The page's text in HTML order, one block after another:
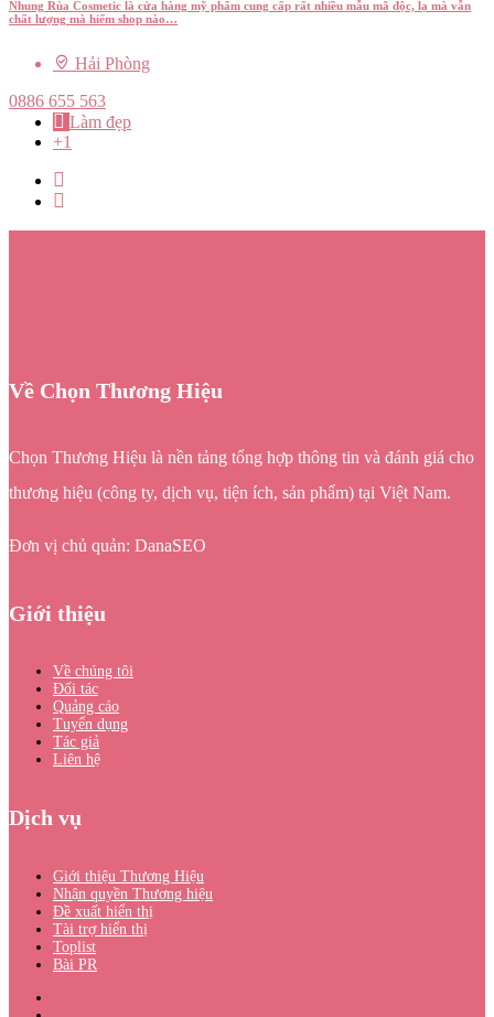
Nhung Rùa Cosmetic là cửa hàng mỹ phẩm cung cấp rất nhiều mẫu mã độc, lạ mà vẫn
chất lượng mà hiếm shop nào…
Hải Phòng
0886 655 563
Làm đẹp
+1
Về Chọn Thương Hiệu
Chọn Thương Hiệu là nền tảng tổng hợp thông tin và đánh giá cho
thương hiệu (công ty, dịch vụ, tiện ích, sản phẩm) tại Việt Nam.
Đơn vị chủ quản: DanaSEO
Giới thiệu
Về chúng tôi
Đối tác
Quảng cáo
Tuyển dụng
Tác giả
Liên hệ
Dịch vụ
Giới thiệu Thương Hiệu
Nhận quyền Thương hiệu
Đề xuất hiển thị
Tài trợ hiển thị
Toplist
Bài PR